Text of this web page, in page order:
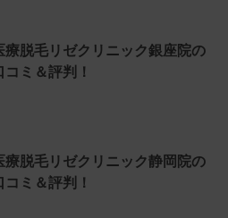
療脱毛リゼクリニック銀座院の
コミ＆評判！
療脱毛リゼクリニック静岡院の
コミ＆評判！